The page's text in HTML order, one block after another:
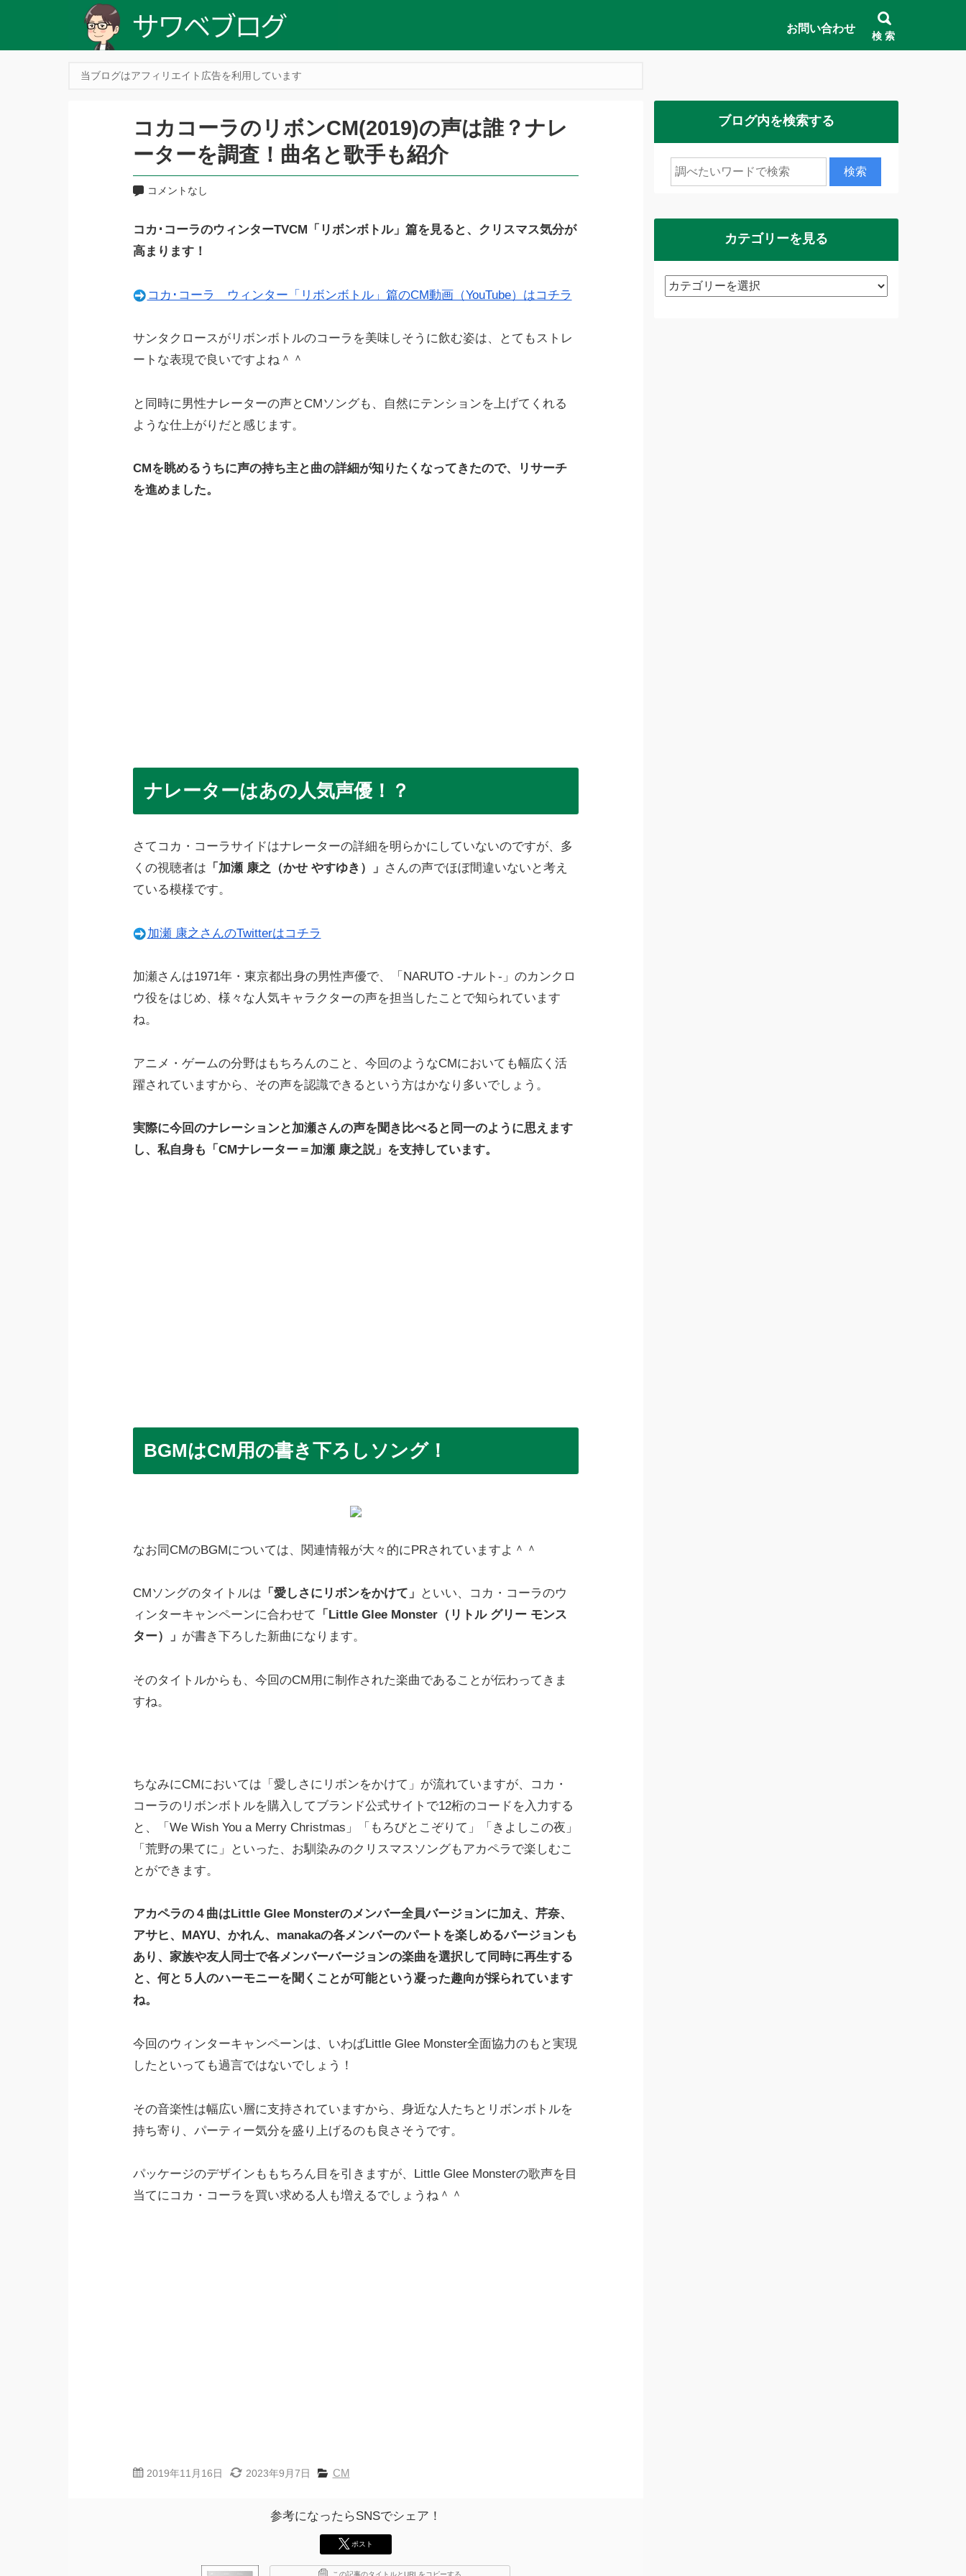
お問い合わせ
検 索
当ブログはアフィリエイト広告を利用しています
コカコーラのリボンCM(2019)の声は誰？ナレ
ーターを調査！曲名と歌手も紹介
コメントなし
コカ･コーラのウィンターTVCM「リボンボトル」篇を見ると、クリスマス気分が
高まります！
コカ･コーラ ウィンター「リボンボトル」篇のCM動画（YouTube）はコチラ
サンタクロースがリボンボトルのコーラを美味しそうに飲む姿は、とてもストレ
ートな表現で良いですよね＾＾
と同時に男性ナレーターの声とCMソングも、自然にテンションを上げてくれる
ような仕上がりだと感じます。
CMを眺めるうちに声の持ち主と曲の詳細が知りたくなってきたので、リサーチ
を進めました。
ナレーターはあの人気声優！？
さてコカ・コーラサイドはナレーターの詳細を明らかにしていないのですが、多
くの視聴者は 「加瀬 康之（かせ やすゆき）」 さんの声でほぼ間違いないと考え
ている模様です。
加瀬 康之さんのTwitterはコチラ
加瀬さんは1971年・東京都出身の男性声優で、「NARUTO -ナルト-」のカンクロ
ウ役をはじめ、様々な人気キャラクターの声を担当したことで知られています
ね。
アニメ・ゲームの分野はもちろんのこと、今回のようなCMにおいても幅広く活
躍されていますから、その声を認識できるという方はかなり多いでしょう。
実際に今回のナレーションと加瀬さんの声を聞き比べると同一のように思えます
し、私自身も「CMナレーター＝加瀬 康之説」を支持しています。
BGMはCM用の書き下ろしソング！
なお同CMのBGMについては、関連情報が大々的にPRされていますよ＾＾
CMソングのタイトルは 「愛しさにリボンをかけて」
といい、コカ・コーラのウ
ィンターキャンペーンに合わせて 「Little Glee Monster（リトル グリー モンス
ター）」 が書き下ろした新曲になります。
そのタイトルからも、今回のCM用に制作された楽曲であることが伝わってきま
すね。
ちなみにCMにおいては「愛しさにリボンをかけて」が流れていますが、コカ・
コーラのリボンボトルを購入してブランド公式サイトで12桁のコードを入力する
と、「We Wish You a Merry Christmas」「もろびとこぞりて」「きよしこの夜」
「荒野の果てに」といった、お馴染みのクリスマスソングもアカペラで楽しむこ
とができます。
アカペラの４曲はLittle Glee Monsterのメンバー全員バージョンに加え、芹奈、
アサヒ、MAYU、かれん、manakaの各メンバーのパートを楽しめるバージョンも
あり、家族や友人同士で各メンバーバージョンの楽曲を選択して同時に再生する
と、何と５人のハーモニーを聞くことが可能という凝った趣向が採られています
ね。
今回のウィンターキャンペーンは、いわばLittle Glee Monster全面協力のもと実現
したといっても過言ではないでしょう！
その音楽性は幅広い層に支持されていますから、身近な人たちとリボンボトルを
持ち寄り、パーティー気分を盛り上げるのも良さそうです。
パッケージのデザインももちろん目を引きますが、Little Glee Monsterの歌声を目
当てにコカ・コーラを買い求める人も増えるでしょうね＾＾
2019年11月16日 2023年9月7日 CM
参考になったらSNSでシェア！
ポスト
この記事のタイトルとURLをコピーする
ブログ内を検索する
カテゴリーを見る
カ